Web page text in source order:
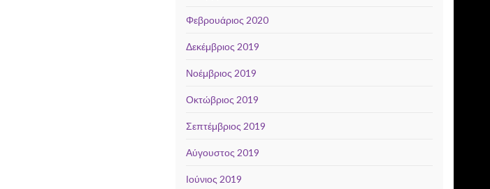
Φεβρουάριος 2020
Δεκέμβριος 2019
Νοέμβριος 2019
Οκτώβριος 2019
Σεπτέμβριος 2019
Αύγουστος 2019
Ιούνιος 2019